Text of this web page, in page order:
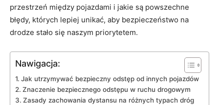
przestrzeń między pojazdami i jakie są powszechne
błędy, których lepiej unikać, aby bezpieczeństwo na
drodze stało się naszym priorytetem.
Nawigacja:
Jak utrzymywać bezpieczny odstęp od innych pojazdów
Znaczenie bezpiecznego odstępu w ruchu drogowym
Zasady zachowania dystansu na różnych typach dróg